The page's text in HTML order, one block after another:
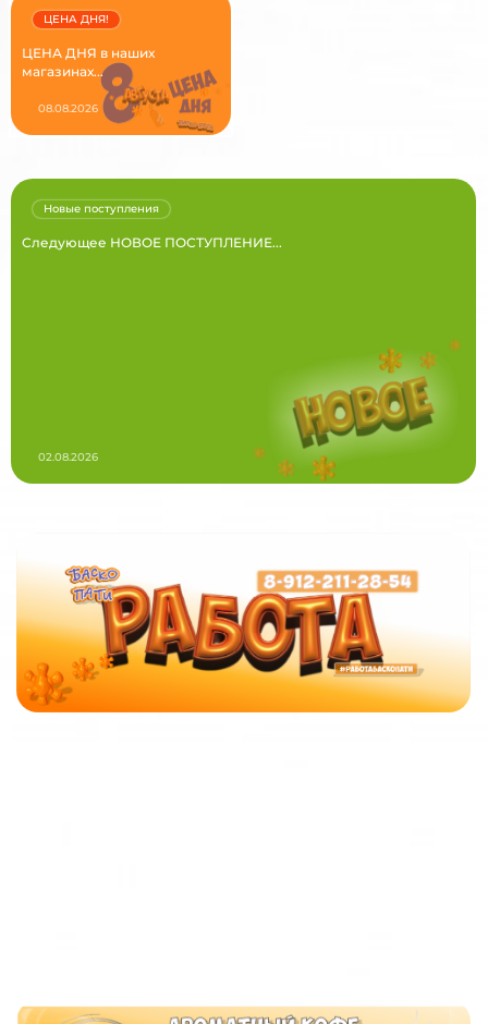
ЦЕНА ДНЯ в наших
магазинах...
ЦЕНА ДНЯ!
08.08.2026
Следующее НОВОЕ ПОСТУПЛЕНИЕ...
Новые поступления
02.08.2026